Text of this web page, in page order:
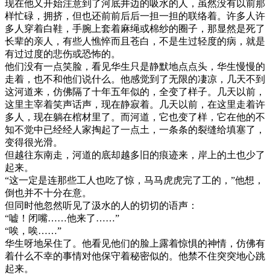
现在他又开始注意到了河底井边的吸水的人，虽然没有以前那
样忙碌，拥挤，但也还前前后后一担一担的联络着。许多人许
多人穿着白鞋，手腕上套着麻绳或棉纱的圈子，那显然是死了
长辈的亲人，有些人憔悴而且苍白，不是生过轻度的病，就是
有过过度的悲伤或恐怖的。
他们没有一点笑脸，看见华生只是静默地点点头，华生慢慢的
走着，也不和他们说什么。他感觉到了无限的凄凉，几天不到
这河道来，仿佛隔了十年五年似的，全变了样子。几天以前，
这里主宰着笑声话声，现在静寂着。几天以前，在这里走着许
多人，现在躺在棺材里了。而河道，它也变了样，它在他的不
知不觉中已经经人家掏起了一点土，一条条的裂缝给填塞了，
变得很光滑。
但越往东南走，河道的底却越多旧的痕迹来，岸上的土也少了
起来。
“这一定是连那些工人也吃了惊，马马虎虎完了工的，”他想，
倒也并不十分在意。
但同时他忽然听见了汲水的人的切切的语声：
“嘘！闭嘴……他来了……”
“唉，唉……”
华生呀地呆住了。他看见他们的脸上露着惊惧的神情，仿佛有
着什么不幸的事情对他保守着秘密似的。他禁不住突突地心跳
起来。